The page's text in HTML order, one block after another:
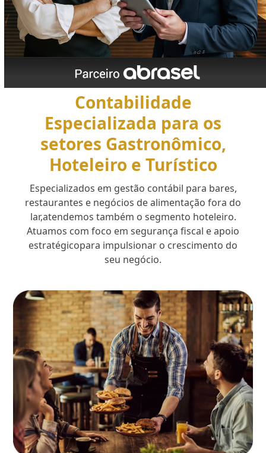
Contabilidade
Especializada para os
setores Gastronômico,
Hoteleiro e Turístico
Especializados em gestão contábil para bares,
restaurantes e negócios de alimentação fora do
lar,atendemos também o segmento hoteleiro.
Atuamos com foco em segurança fiscal e apoio
estratégicopara impulsionar o crescimento do
seu negócio.